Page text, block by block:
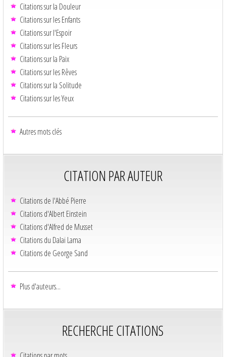
Citations sur la Douleur
Citations sur les Enfants
Citations sur l'Espoir
Citations sur les Fleurs
Citations sur la Paix
Citations sur les Rêves
Citations sur la Solitude
Citations sur les Yeux
Autres mots clés
CITATION PAR AUTEUR
Citations de l'Abbé Pierre
Citations d'Albert Einstein
Citations d'Alfred de Musset
Citations du Dalaï Lama
Citations de George Sand
Plus d'auteurs...
RECHERCHE CITATIONS